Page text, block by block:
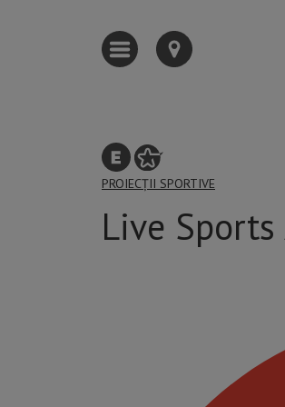
PROIECȚII SPORTIVE
Live